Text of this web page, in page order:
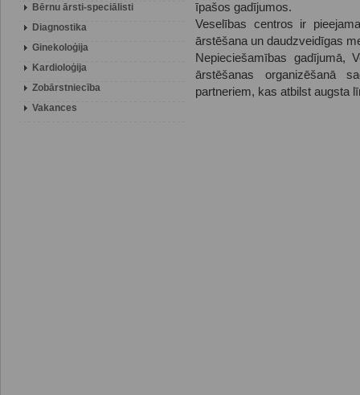
Bērnu ārsti-speciālisti
Diagnostika
Ginekoloģija
Kardioloģija
Zobārstniecība
Vakances
īpašos gadījumos.
Veselības centros ir
ārstēšana un daudzveidīgas
Nepieciešamības gadījumā,
ārstēšanas organizēšanā
partneriem, kas atbilst augsta